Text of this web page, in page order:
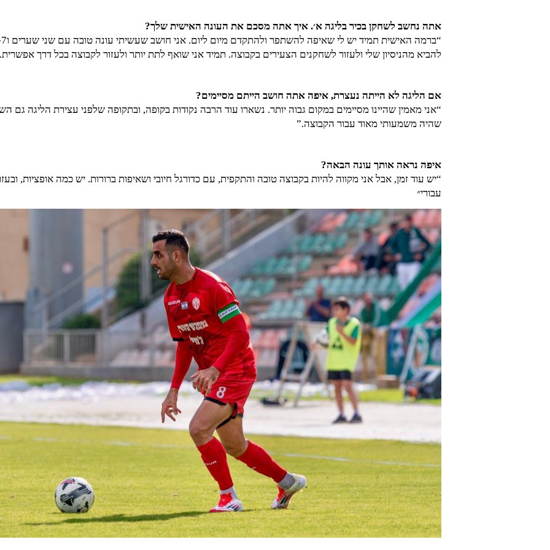
אתה נחשב לשחקן בכיר בליגה א׳. איך אתה מסכם את העונה האישית שלך?
להביא מהניסיון שלי ולעזור לשחקנים הצעירים בקבוצה. תמיד אני שואף לתת יותר ולעזור לקבוצה בכל דרך
אם הליגה לא הייתה נעצרת, איפה אתה חושב הייתם מסיימים?
“אני מאמין שהיינו מסיימים במקום גבוה יותר. נשארו עוד הרבה נקודות בקופה, ובתקופה שלפני עצירת הליגה גם
שהיה משמעותי מאוד עבור הקבוצה.”
איפה נראה אותך עונה הבאה?
“יש עוד זמן, אבל אני מקווה להיות בקבוצה טובה והתקפית, עם כדורגל חיובי ושאיפות ברורות. יש כמה אופציות,
עבורי״